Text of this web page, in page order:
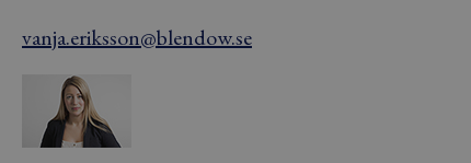
vanja.eriksson@blendow.se